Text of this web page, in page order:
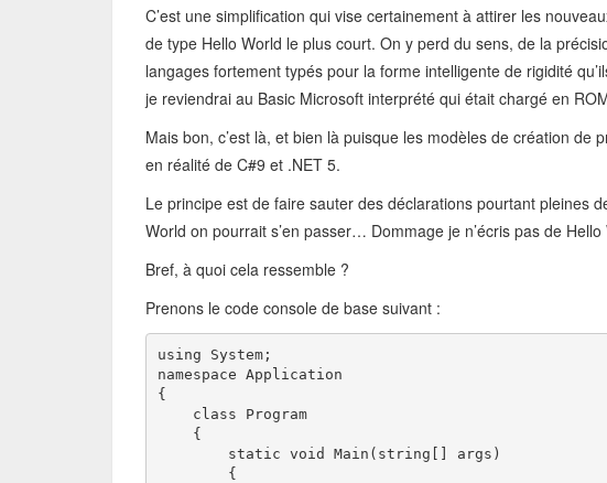
C’est une simplification qui vise certainement à attirer les
de type Hello World le plus court. On y perd du sens, de la
langages fortement typés pour la forme intelligente de rigidité
je reviendrai au Basic Microsoft interprété qui était chargé en
Mais bon, c’est là, et bien là puisque les modèles de création de
en réalité de C#9 et .NET 5.
Le principe est de faire sauter des déclarations pourtant pleines
World on pourrait s’en passer… Dommage je n’écris pas de
Bref, à quoi cela ressemble ?
Prenons le code console de base suivant :
using System;
namespace Application
{
class Program
{
static void Main(string[] args)
{